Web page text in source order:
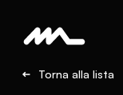
Torna alla lista